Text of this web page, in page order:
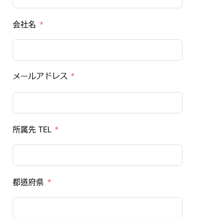
会社名
メールアドレス
所属先 TEL
都道府県